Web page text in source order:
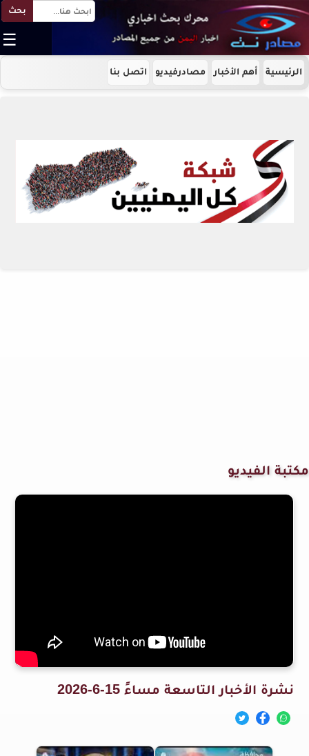
بحث
☰
الرئيسية أهم الأخبار مصادرفيديو اتصل بنا
مكتبة الفيديو
نشرة الأخبار التاسعة مساءً 15-6-2026